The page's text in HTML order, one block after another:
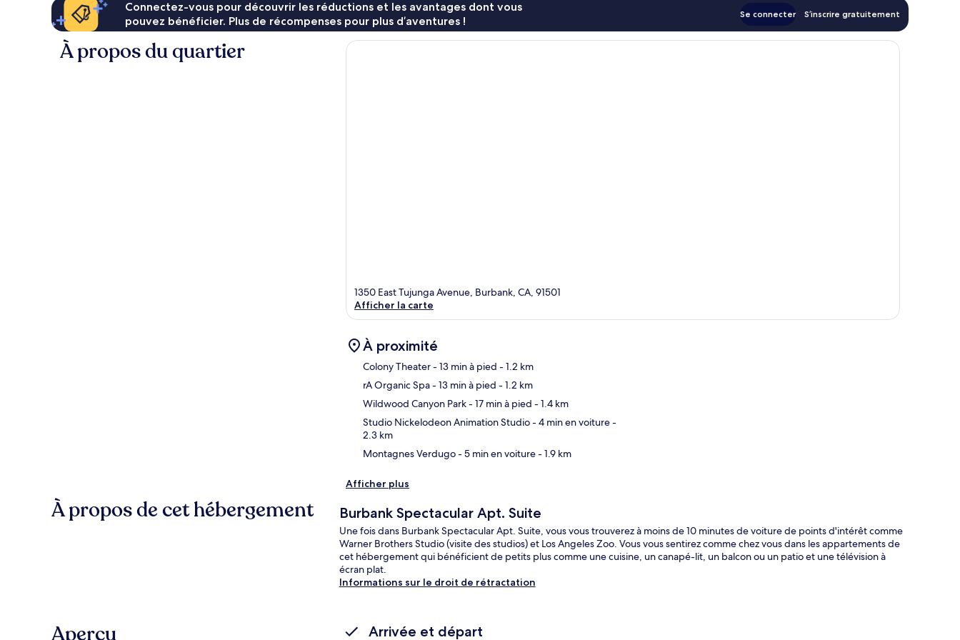
Connectez-vous pour découvrir les réductions et les avantages dont vous
pouvez bénéficier. Plus de récompenses pour plus d’aventures !
Se connecter S’inscrire gratuitement
À propos du quartier
1350 East Tujunga Avenue, Burbank, CA, 91501
Afficher la carte
À proximité
Colony Theater- 13 min à pied - 1.2 km
rA Organic Spa- 13 min à pied - 1.2 km
Wildwood Canyon Park- 17 min à pied - 1.4 km
Studio Nickelodeon Animation Studio- 4 min en voiture-
2.3 km
Montagnes Verdugo- 5 min en voiture- 1.9 km
Afficher plus
À propos de cet hébergement Burbank Spectacular Apt. Suite
Une fois dans Burbank Spectacular Apt. Suite, vous vous trouverez à moins de 10 minutes de voiture de points d'intérêt comme
Warner Brothers Studio (visite des studios) et Los Angeles Zoo. Vous vous sentirez comme chez vous dans les appartements de
cet hébergement qui bénéficient de petits plus comme une cuisine, un canapé-lit, un balcon ou un patio et une télévision à
écran plat.
Informations sur le droit de rétractation
Aperçu Arrivée et départ